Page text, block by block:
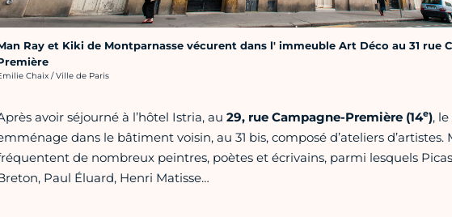
Ray et Kiki de Montparnasse vécurent dans l' immeuble Art Déco au 31 rue
photo :
Chaix / Ville de Paris
avoir séjourné à l’hôtel Istria, au 29, rue Campagne-Première (14e),
dans le bâtiment voisin, au 31 bis, composé d’ateliers d’artistes.
de nombreux peintres, poètes et écrivains, parmi lesquels
Paul Éluard, Henri Matisse…